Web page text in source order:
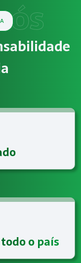
a riscos
Trabalho
o país